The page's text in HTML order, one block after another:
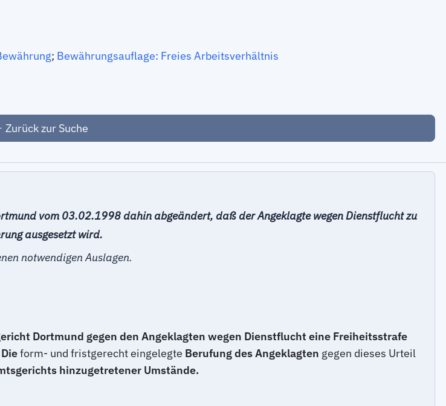
; Bewährungsauflage: Freies Arbeitsverhältnis
Zurück zur Suche
vom 03.02.1998 dahin abgeändert, daß der Angeklagte wegen Dienstflucht zu
ausgesetzt wird.
notwendigen Auslagen.
Dortmund gegen den Angeklagten wegen Dienstflucht eine Freiheitsstrafe
form- und fristgerecht eingelegte Berufung des Angeklagten gegen dieses Urteil
hinzugetretener Umstände.